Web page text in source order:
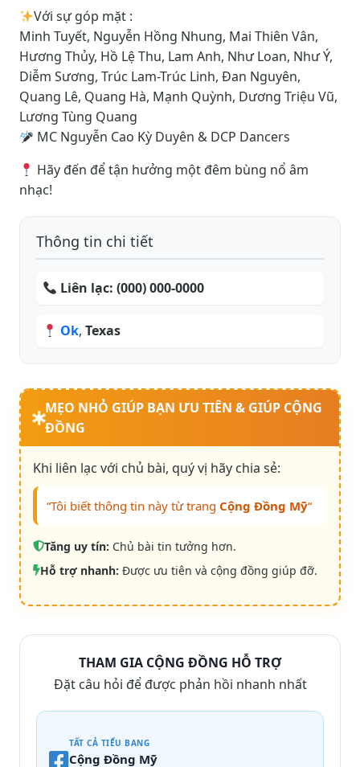
Với sự góp mặt :
Minh Tuyết, Nguyễn Hồng Nhung, Mai Thiên Vân,
Hương Thủy, Hồ Lệ Thu, Lam Anh, Như Loan, Như Ý,
Diễm Sương, Trúc Lam-Trúc Linh, Đan Nguyên,
Quang Lê, Quang Hà, Mạnh Quỳnh, Dương Triệu Vũ,
Lương Tùng Quang
MC Nguyễn Cao Kỳ Duyên & DCP Dancers
Hãy đến để tận hưởng một đêm bùng nổ âm
nhạc!
Thông tin chi tiết
Liên lạc:(000) 000-0000
Ok,Texas
MẸO NHỎ GIÚP BẠN ƯU TIÊN & GIÚP CỘNG
ĐỒNG
Khi liên lạc với chủ bài, quý vị hãy chia sẻ:
“Tôi biết thông tin này từ trang Cộng Đồng Mỹ“
Tăng uy tín: Chủ bài tin tưởng hơn.
Hỗ trợ nhanh: Được ưu tiên và cộng đồng giúp đỡ.
THAM GIA CỘNG ĐỒNG HỖ TRỢ
Đặt câu hỏi để được phản hồi nhanh nhất
TẤT CẢ TIỂU BANG
Cộng Đồng Mỹ